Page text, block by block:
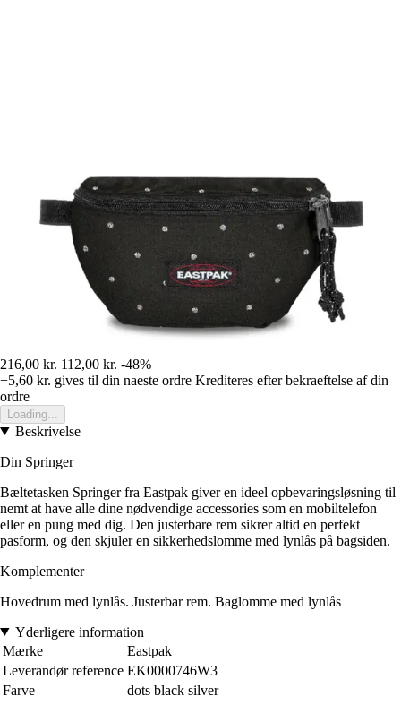
216,00 kr. 112,00 kr. -48%
+5,60 kr. gives til din naeste ordre Krediteres efter bekraeftelse af din
ordre
Loading...
Beskrivelse
Din Springer
Bæltetasken Springer fra Eastpak giver en ideel opbevaringsløsning til
nemt at have alle dine nødvendige accessories som en mobiltelefon
eller en pung med dig. Den justerbare rem sikrer altid en perfekt
pasform, og den skjuler en sikkerhedslomme med lynlås på bagsiden.
Komplementer
Hovedrum med lynlås. Justerbar rem. Baglomme med lynlås
Yderligere information
Mærke
Eastpak
Leverandør reference EK0000746W3
Farve
dots black silver